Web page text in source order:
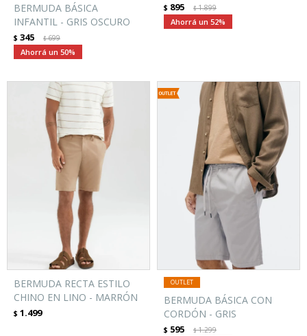
BERMUDA BÁSICA
INFANTIL - GRIS OSCURO
$ 345 $699
50
$ 895 $1.899
52
BERMUDA RECTA ESTILO
CHINO EN LINO - MARRÓN
$ 1.499
BERMUDA BÁSICA CON
CORDÓN - GRIS
$ 595 $1.299